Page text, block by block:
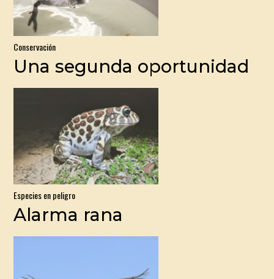
Conservación
Una segunda oportunidad
Especies en peligro
Alarma rana